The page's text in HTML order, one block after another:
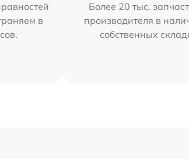
в
Более 20 тыс.
производителя в
собственных